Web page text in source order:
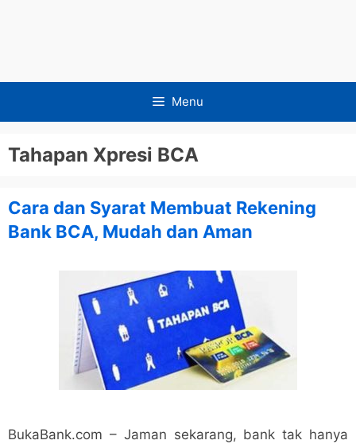
Menu
Tahapan Xpresi BCA
Cara dan Syarat Membuat Rekening
Bank BCA, Mudah dan Aman
BukaBank.com – Jaman sekarang, bank tak hanya